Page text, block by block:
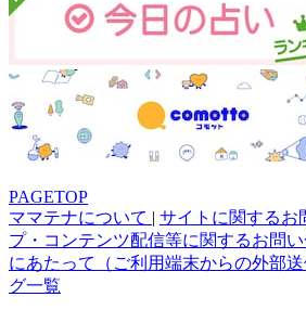
PAGETOP
ママテナについて | サイトに関するお
プ・コンテンツ配信等に関するお問
にあたって（ご利用端末からの外部
グ一覧